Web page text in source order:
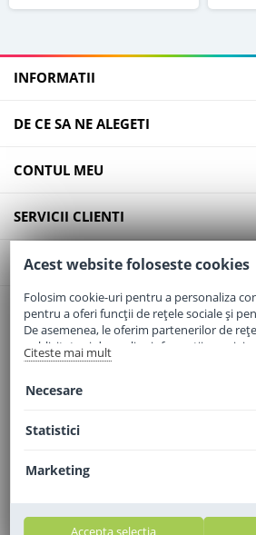
INFORMATII
DE CE SA NE ALEGETI
CONTUL MEU
SERVICII CLIENTI
CONTACT
Email:office@elaptepraf.ro
Telefon:0745-964-449
Adresa:Sos. Borsului, Nr. 20, Oradea, Jud.
Acest website foloseste cookies
Folosim cookie-uri pentru a personaliza
pentru a oferi funcții de rețele sociale și
De asemenea, le oferim partenerilor de
publicitate și de analize informații cu privire
folosiți site-ul nostru. Aceștia le pot
Citeste mai mult
Necesare
Statistici
Marketing
Accepta selectia